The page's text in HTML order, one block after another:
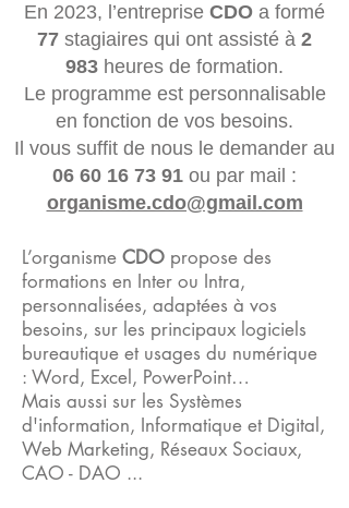
En 2023, l’entreprise CDO a formé
77 stagiaires qui ont assisté à 2
983 heures de formation.
Le programme est personnalisable
en fonction de vos besoins.
Il vous suffit de nous le demander au
06 60 16 73 91 ou par mail :
organisme.cdo@gmail.com
L’organisme CDO propose des
formations en Inter ou Intra,
personnalisées, adaptées à vos
besoins, sur les principaux logiciels
bureautique et usages du numérique
: Word, Excel, PowerPoint…
Mais aussi sur les Systèmes
d'information, Informatique et Digital,
Web Marketing, Réseaux Sociaux,
CAO - DAO ...